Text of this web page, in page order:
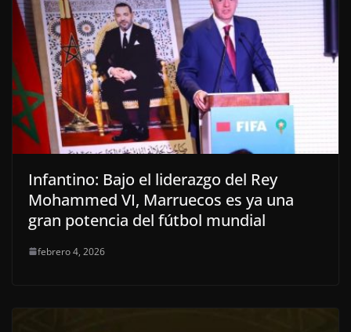
Infantino: Bajo el liderazgo del Rey
Mohammed VI, Marruecos es ya una
gran potencia del fútbol mundial
febrero 4, 2026